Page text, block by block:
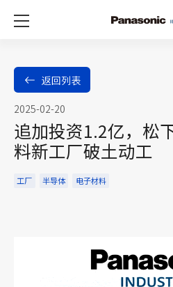
返回列表
2025-02-20
追加投资1.2亿，松
料新工厂破土动工
工厂 半导体 电子材料